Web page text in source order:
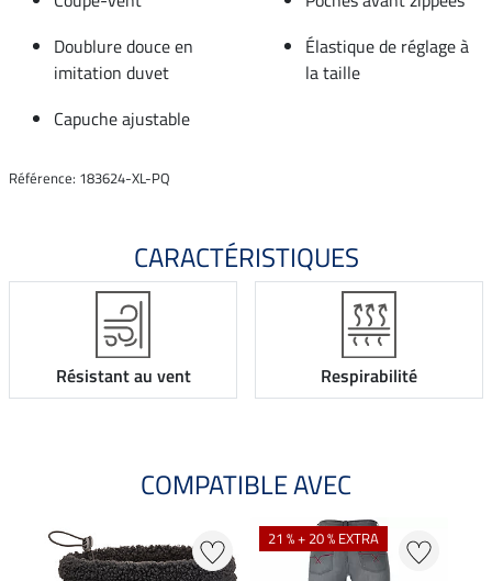
Doublure douce en
imitation duvet
Élastique de réglage à
la taille
Capuche ajustable
Référence: 183624-XL-PQ
CARACTÉRISTIQUES
Résistant au vent Respirabilité
COMPATIBLE AVEC
21 % + 20 % EXTRA